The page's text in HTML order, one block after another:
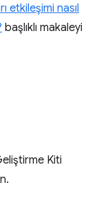
etkileşimi nasıl
başlıklı makaleyi
Kiti